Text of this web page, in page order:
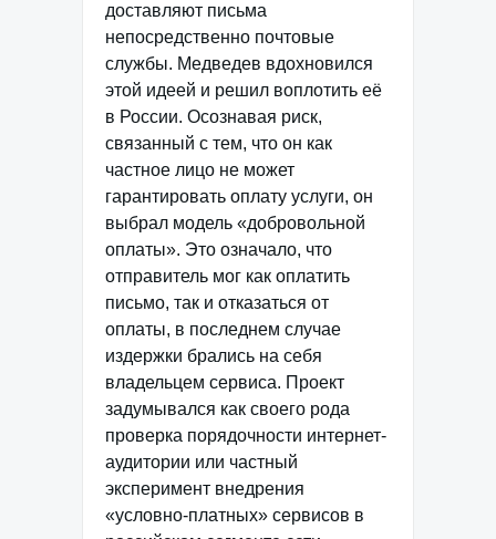
доставляют письма
непосредственно почтовые
службы. Медведев вдохновился
этой идеей и решил воплотить её
в России. Осознавая риск,
связанный с тем, что он как
частное лицо не может
гарантировать оплату услуги, он
выбрал модель «добровольной
оплаты». Это означало, что
отправитель мог как оплатить
письмо, так и отказаться от
оплаты, в последнем случае
издержки брались на себя
владельцем сервиса. Проект
задумывался как своего рода
проверка порядочности интернет-
аудитории или частный
эксперимент внедрения
«условно-платных» сервисов в